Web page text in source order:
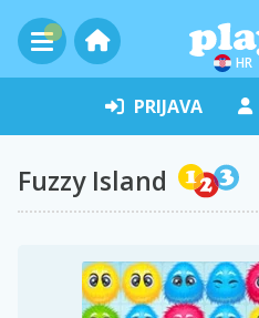
HR
PRIJAVA
Fuzzy Island